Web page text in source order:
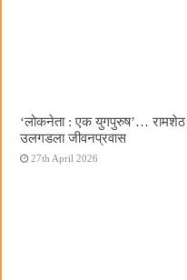
‌‘लोकनेता : एक युगपुरुष‌’… रामशेठ
उलगडला जीवनप्रवास
27th April 2026